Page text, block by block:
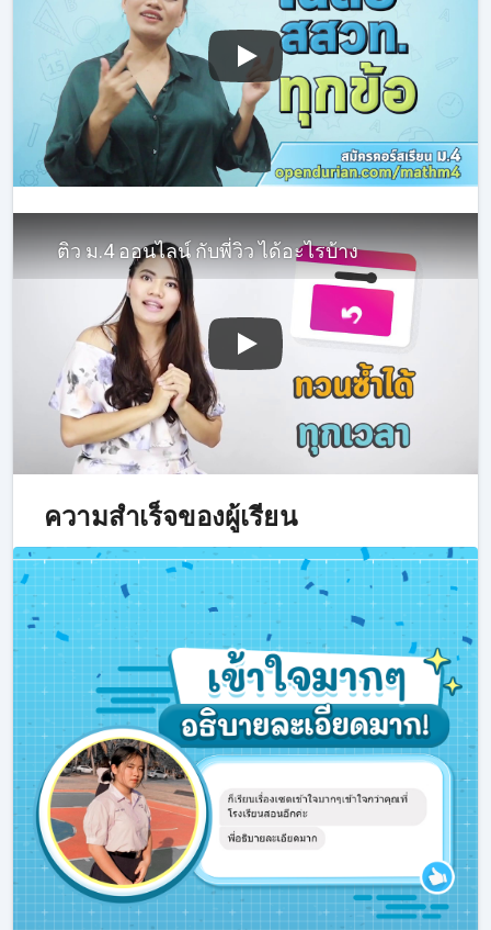
ติว ม.4 ออนไลน์ กับพี่วิว ได้อะไรบ้าง
ความสำเร็จของผู้เรียน